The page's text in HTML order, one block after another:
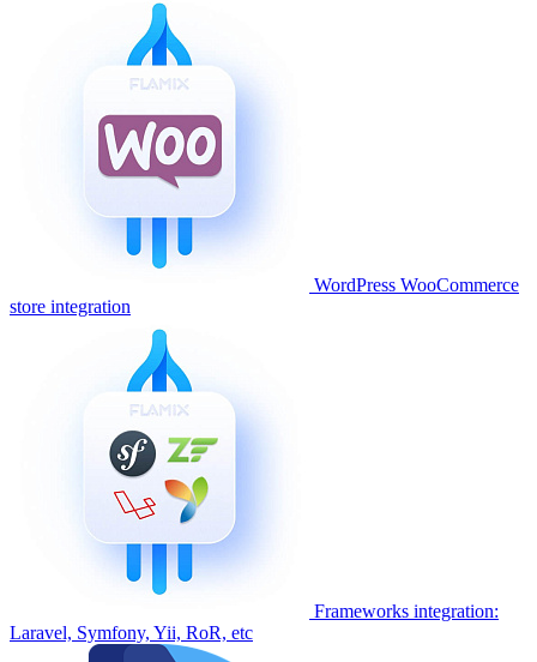
WordPress WooCommerce
store integration
Frameworks integration:
Laravel, Symfony, Yii, RoR, etc